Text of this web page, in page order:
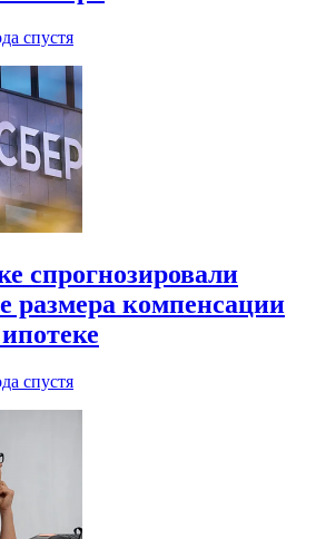
спустя
спрогнозировали
размера компенсации
спустя